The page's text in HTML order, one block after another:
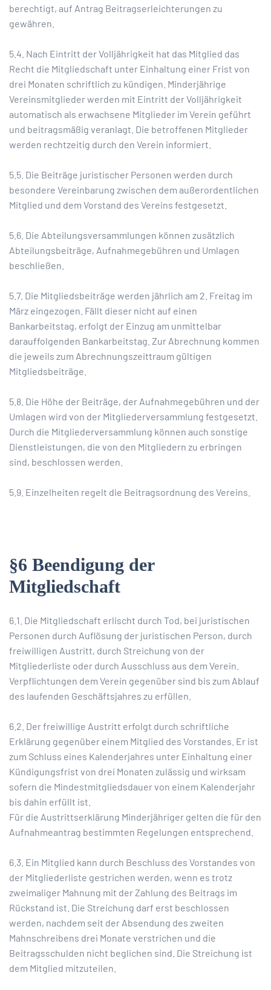
berechtigt, auf Antrag Beitragserleichterungen zu
gewähren.
5.4. Nach Eintritt der Volljährigkeit hat das Mitglied das
Recht die Mitgliedschaft unter Einhaltung einer Frist von
drei Monaten schriftlich zu kündigen. Minderjährige
Vereinsmitglieder werden mit Eintritt der Volljährigkeit
automatisch als erwachsene Mitglieder im Verein geführt
und beitragsmäßig veranlagt. Die betroffenen Mitglieder
werden rechtzeitig durch den Verein informiert.
5.5. Die Beiträge juristischer Personen werden durch
besondere Vereinbarung zwischen dem außerordentlichen
Mitglied und dem Vorstand des Vereins festgesetzt.
5.6. Die Abteilungsversammlungen können zusätzlich
Abteilungsbeiträge, Aufnahmegebühren und Umlagen
beschließen.
5.7. Die Mitgliedsbeiträge werden jährlich am 2. Freitag im
März eingezogen. Fällt dieser nicht auf einen
Bankarbeitstag, erfolgt der Einzug am unmittelbar
darauffolgenden Bankarbeitstag. Zur Abrechnung kommen
die jeweils zum Abrechnungszeittraum gültigen
Mitgliedsbeiträge.
5.8. Die Höhe der Beiträge, der Aufnahmegebühren und der
Umlagen wird von der Mitgliederversammlung festgesetzt.
Durch die Mitgliederversammlung können auch sonstige
Dienstleistungen, die von den Mitgliedern zu erbringen
sind, beschlossen werden.
5.9. Einzelheiten regelt die Beitragsordnung des Vereins.
§6 Beendigung der
Mitgliedschaft
6.1. Die Mitgliedschaft erlischt durch Tod, bei juristischen
Personen durch Auflösung der juristischen Person, durch
freiwilligen Austritt, durch Streichung von der
Mitgliederliste oder durch Ausschluss aus dem Verein.
Verpflichtungen dem Verein gegenüber sind bis zum Ablauf
des laufenden Geschäftsjahres zu erfüllen.
6.2. Der freiwillige Austritt erfolgt durch schriftliche
Erklärung gegenüber einem Mitglied des Vorstandes. Er ist
zum Schluss eines Kalenderjahres unter Einhaltung einer
Kündigungsfrist von drei Monaten zulässig und wirksam
sofern die Mindestmitgliedsdauer von einem Kalenderjahr
bis dahin erfüllt ist.
Für die Austrittserklärung Minderjähriger gelten die für den
Aufnahmeantrag bestimmten Regelungen entsprechend.
6.3. Ein Mitglied kann durch Beschluss des Vorstandes von
der Mitgliederliste gestrichen werden, wenn es trotz
zweimaliger Mahnung mit der Zahlung des Beitrags im
Rückstand ist. Die Streichung darf erst beschlossen
werden, nachdem seit der Absendung des zweiten
Mahnschreibens drei Monate verstrichen und die
Beitragsschulden nicht beglichen sind. Die Streichung ist
dem Mitglied mitzuteilen.